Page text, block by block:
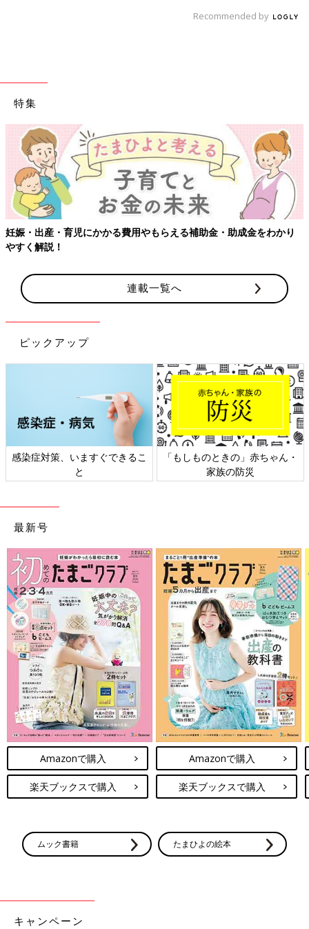
Recommended by
特集
妊娠・出産・育児にかかる費用やもらえる補助金・助成金をわかり
やすく解説！
連載一覧へ
ピックアップ
感染症対策、いますぐできるこ
と
「もしものときの」赤ちゃん・
家族の防災
最新号
Amazonで購入
楽天ブックスで購入
Amazonで購入
楽天ブックスで購入
ムック書籍 たまひよの絵本
キャンペーン